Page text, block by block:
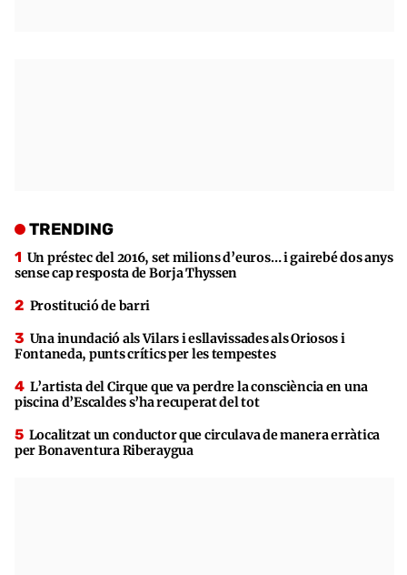
TRENDING
Un préstec del 2016, set milions d’euros… i gairebé dos anys
sense cap resposta de Borja Thyssen
Prostitució de barri
Una inundació als Vilars i esllavissades als Oriosos i
Fontaneda, punts crítics per les tempestes
L’artista del Cirque que va perdre la consciència en una
piscina d’Escaldes s’ha recuperat del tot
Localitzat un conductor que circulava de manera erràtica
per Bonaventura Riberaygua